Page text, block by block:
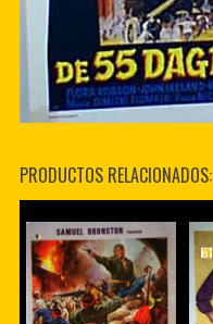
PRODUCTOS RELACIONADOS: